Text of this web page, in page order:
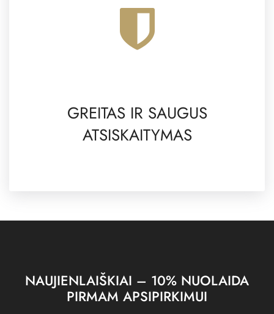
GREITAS IR SAUGUS
ATSISKAITYMAS
NAUJIENLAIŠKIAI – 10% NUOLAIDA
PIRMAM APSIPIRKIMUI